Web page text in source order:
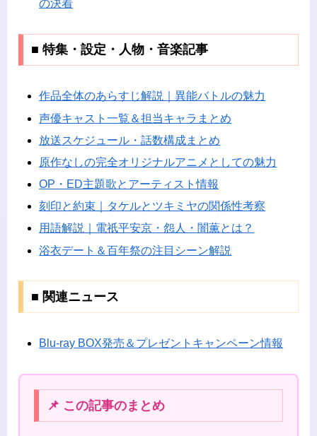
の決着
■ 特集・設定・人物・音楽記事
作品全体のあらすじ解説｜異能バトルの魅力
声優キャスト一覧＆担当キャラまとめ
放送スケジュール・話数構成まとめ
原作なしの完全オリジナルアニメとしての魅力
OP・ED主題歌とアーティスト情報
刻印と約束｜タケルとツキミヤの関係性考察
用語解説｜電祇平安京・怨人・闇薫とは？
浴衣デート＆百年祭の注目シーン解説
■ 関連ニュース
Blu-ray BOX発売＆プレゼントキャンペーン情報
📌 この記事のまとめ